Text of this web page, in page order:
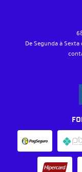
De Segunda à Sexta